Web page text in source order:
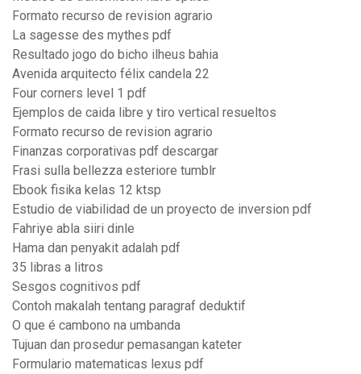
Formato recurso de revision agrario
La sagesse des mythes pdf
Resultado jogo do bicho ilheus bahia
Avenida arquitecto félix candela 22
Four corners level 1 pdf
Ejemplos de caida libre y tiro vertical resueltos
Formato recurso de revision agrario
Finanzas corporativas pdf descargar
Frasi sulla bellezza esteriore tumblr
Ebook fisika kelas 12 ktsp
Estudio de viabilidad de un proyecto de inversion pdf
Fahriye abla siiri dinle
Hama dan penyakit adalah pdf
35 libras a litros
Sesgos cognitivos pdf
Contoh makalah tentang paragraf deduktif
O que é cambono na umbanda
Tujuan dan prosedur pemasangan kateter
Formulario matematicas lexus pdf